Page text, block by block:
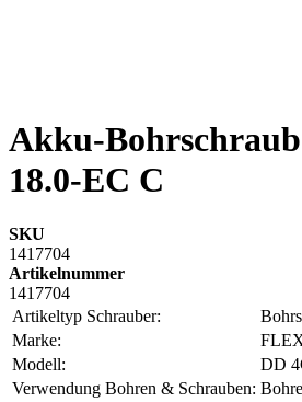
Akku-
18.0-EC C
SKU
1417704
Artikelnummer
1417704
Artikeltyp Schrauber:
Marke:
Modell:
DD
Verwendung Bohren & Schrauben: